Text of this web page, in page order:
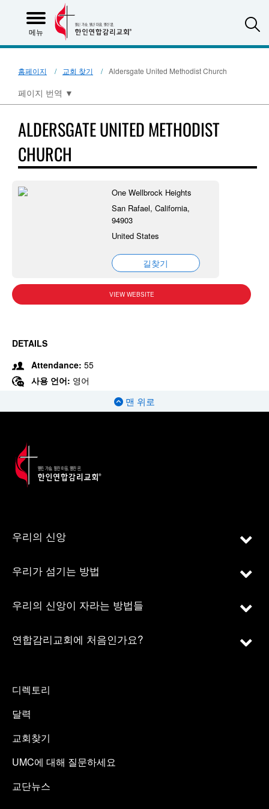
메뉴
홈페이지 교회 찾기 Aldersgate United Methodist Church
페이지 번역 ▼
ALDERSGATE UNITED METHODIST
CHURCH
One Wellbrock Heights
San Rafael, California,
94903
United States
길찾기
VIEW WEBSITE
DETAILS
Attendance: 55
사용 언어: 영어
맨 위로
우리의 신앙
우리가 섬기는 방법
우리의 신앙이 자라는 방법들
연합감리교회에 처음인가요?
디렉토리
달력
교회찾기
UMC에 대해 질문하세요
교단뉴스